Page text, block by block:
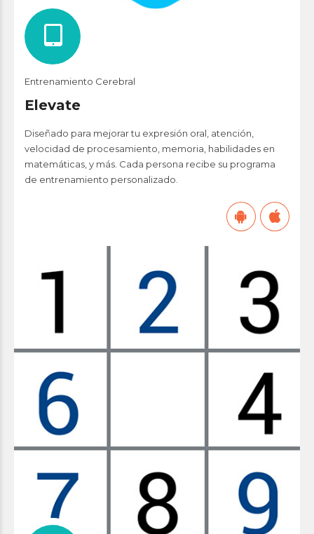
Entrenamiento Cerebral
Elevate
Diseñado para mejorar tu expresión oral, atención,
velocidad de procesamiento, memoria, habilidades en
matemáticas, y más. Cada persona recibe su programa
de entrenamiento personalizado.